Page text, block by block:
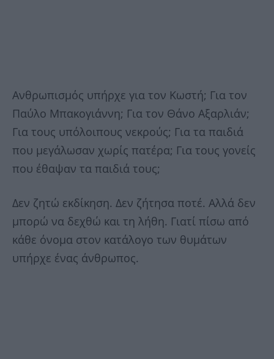
Ανθρωπισμός υπήρχε για τον Κωστή; Για τον
Παύλο Μπακογιάννη; Για τον Θάνο Αξαρλιάν;
Για τους υπόλοιπους νεκρούς; Για τα παιδιά
που μεγάλωσαν χωρίς πατέρα; Για τους γονείς
που έθαψαν τα παιδιά τους;
Δεν ζητώ εκδίκηση. Δεν ζήτησα ποτέ. Αλλά δεν
μπορώ να δεχθώ και τη λήθη. Γιατί πίσω από
κάθε όνομα στον κατάλογο των θυμάτων
υπήρχε ένας άνθρωπος.